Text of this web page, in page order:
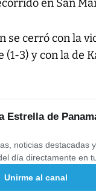
en San
se cerró con la
(1-3) y con la de
Estrella de
noticias destacadas
día directamente en
Unirme al canal